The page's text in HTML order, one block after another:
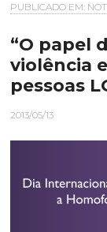
PUBLICADO EM:
“O papel
violência
pessoas
2013/05/13